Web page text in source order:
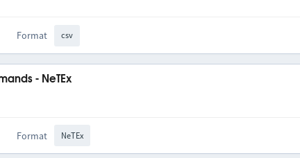
Format csv
- NeTEx
Format NeTEx